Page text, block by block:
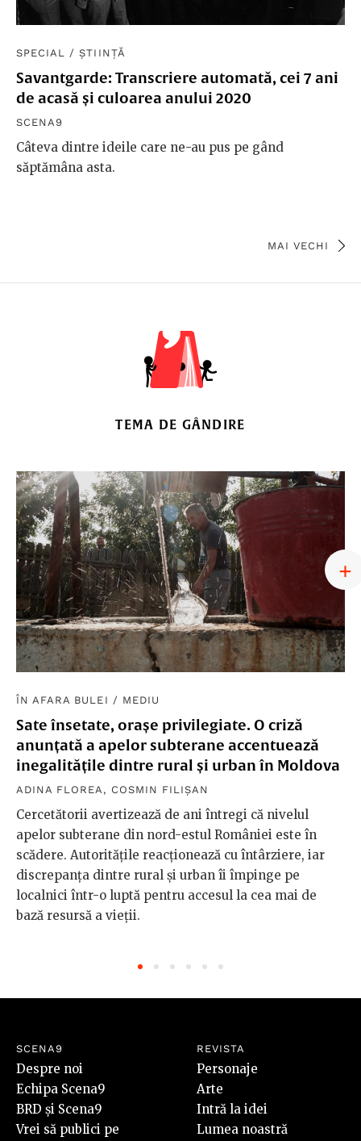
SPECIAL /ȘTIINȚĂ
Savantgarde: Transcriere automată, cei 7 ani
de acasă și culoarea anului 2020
SCENA9
Câteva dintre ideile care ne-au pus pe gând
săptămâna asta.
MAI VECHI
TEMA DE GÂNDIRE
ÎN AFARA BULEI / MEDIU
Sate însetate, orașe privilegiate. O criză
anunțată a apelor subterane accentuează
inegalitățile dintre rural și urban în Moldova
ADINA FLOREA , COSMIN FILIȘAN
Cercetătorii avertizează de ani întregi că nivelul
apelor subterane din nord-estul României este în
scădere. Autoritățile reacționează cu întârziere, iar
discrepanța dintre rural și urban îi împinge pe
localnici într-o luptă pentru accesul la cea mai de
bază resursă a vieții.
SCENA9
Despre noi
Echipa Scena9
BRD și Scena9
Vrei să publici pe
REVISTA
Personaje
Arte
Intră la idei
Lumea noastră